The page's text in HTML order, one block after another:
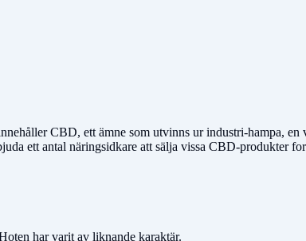
CBD, ett ämne som utvinns ur industri-hampa, en
ett antal näringsidkare att sälja vissa CBD-produkter
har varit av liknande karaktär.